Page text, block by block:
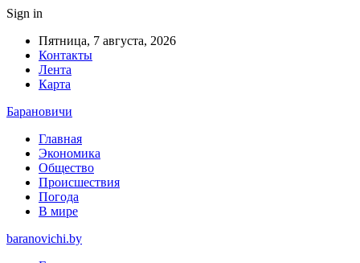
Sign in
Пятница, 7 августа, 2026
Контакты
Лента
Карта
Барановичи
Главная
Экономика
Общество
Происшествия
Погода
В мире
baranovichi.by